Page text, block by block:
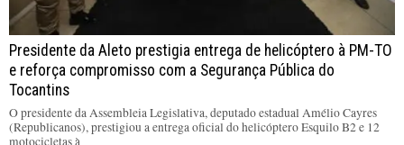
Presidente da Aleto prestigia entrega de helicóptero à PM-TO
e reforça compromisso com a Segurança Pública do
Tocantins
O presidente da Assembleia Legislativa, deputado estadual Amélio Cayres
(Republicanos), prestigiou a entrega oficial do helicóptero Esquilo B2 e 12
motocicletas à